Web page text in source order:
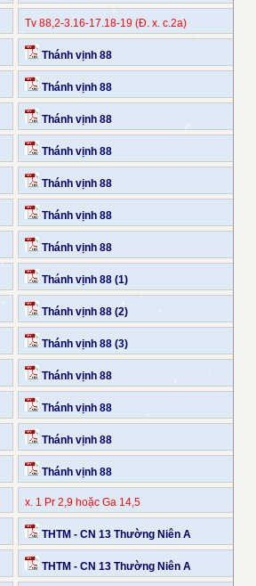
Tv 88,2-3.16-17.18-19 (Đ. x. c.2a)
Thánh vịnh 88
Thánh vịnh 88
Thánh vịnh 88
Thánh vịnh 88
Thánh vịnh 88
Thánh vịnh 88
Thánh vịnh 88
Thánh vịnh 88 (1)
Thánh vịnh 88 (2)
Thánh vịnh 88 (3)
Thánh vịnh 88
Thánh vịnh 88
Thánh vịnh 88
Thánh vịnh 88
x. 1 Pr 2,9 hoặc Ga 14,5
THTM - CN 13 Thường Niên A
THTM - CN 13 Thường Niên A